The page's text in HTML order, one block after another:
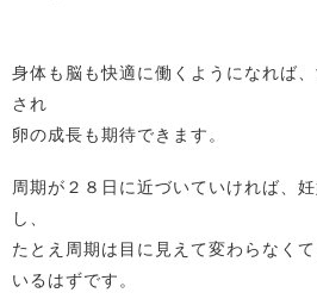
身体も脳も快適に働くようになれば
され
卵の成長も期待できます。
周期が２８日に近づいていければ、
し、
たとえ周期は目に見えて変わらなく
いるはずです。